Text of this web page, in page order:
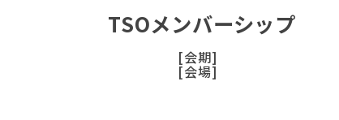
TSOメンバーシップ
[会期]
[会場]